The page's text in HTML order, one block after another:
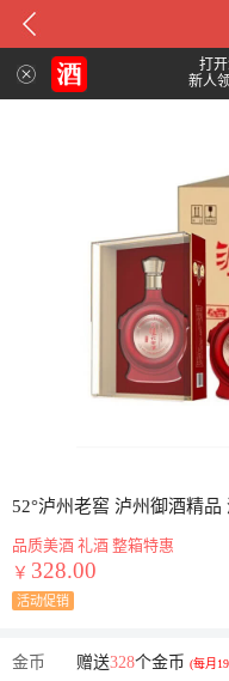
打
新人
52°泸州老窖 泸州御酒精
品质美酒 礼酒 整箱特惠
￥ 328.00
活动促销
金币 赠送328个金币 (每月